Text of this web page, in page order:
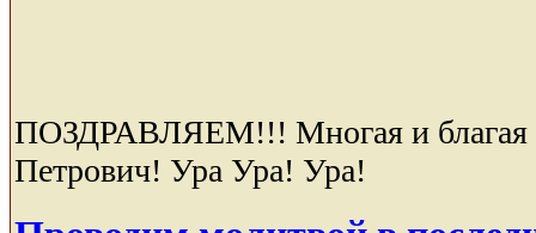
ПОЗДРАВЛЯЕМ!!! Многая и благая
Петрович! Ура Ура! Ура!